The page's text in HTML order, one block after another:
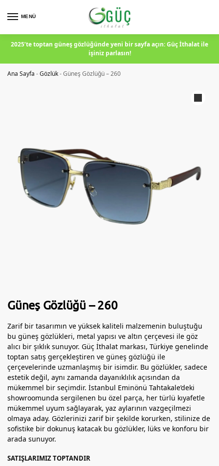
MENÜ
2025’te toptan güneş gözlüğünde yeni bir sayfa açın: Güç İthalat ile
işiniz parlasın!
Ana Sayfa -Gözlük-Güneş Gözlüğü – 260
Güneş Gözlüğü – 260
Zarif bir tasarımın ve yüksek kaliteli malzemenin buluştuğu
bu güneş gözlükleri, metal yapısı ve altın çerçevesi ile göz
alıcı bir şıklık sunuyor. Güç İthalat markası, Türkiye genelinde
toptan satış gerçekleştiren ve güneş gözlüğü ile
çerçevelerinde uzmanlaşmış bir isimdir. Bu gözlükler, sadece
estetik değil, aynı zamanda dayanıklılık açısından da
mükemmel bir seçimdir. İstanbul Eminönü Tahtakale’deki
showroomunda sergilenen bu özel parça, her türlü kıyafetle
mükemmel uyum sağlayarak, yaz aylarının vazgeçilmezi
olmaya aday. Gözlerinizi zarif bir şekilde korurken, stilinize de
sofistike bir dokunuş katacak bu gözlükler, lüks ve konforu bir
arada sunuyor.
SATIŞLARIMIZ TOPTANDIR